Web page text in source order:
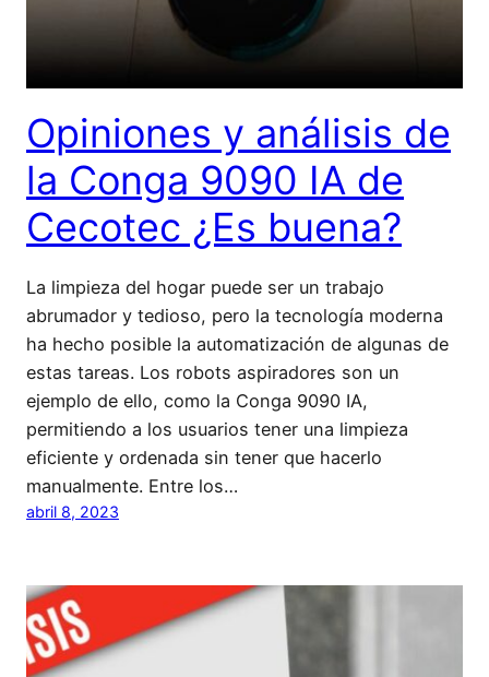
Opiniones y análisis de
la Conga 9090 IA de
Cecotec ¿Es buena?
La limpieza del hogar puede ser un trabajo
abrumador y tedioso, pero la tecnología moderna
ha hecho posible la automatización de algunas de
estas tareas. Los robots aspiradores son un
ejemplo de ello, como la Conga 9090 IA,
permitiendo a los usuarios tener una limpieza
eficiente y ordenada sin tener que hacerlo
manualmente. Entre los…
abril 8, 2023